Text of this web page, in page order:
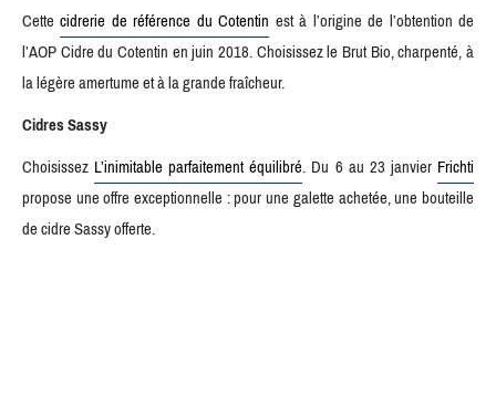
Cettecidrerie de référence du Cotentin est à l’origine de l’obtention de
l’AOP Cidre du Cotentin en juin 2018. Choisissez le Brut Bio, charpenté, à
la légère amertume et à la grande fraîcheur.
Cidres Sassy
Choisissez L’inimitable parfaitement équilibré. Du 6 au 23 janvier Frichti
propose une offre exceptionnelle : pour une galette achetée, une bouteille
de cidre Sassy offerte.